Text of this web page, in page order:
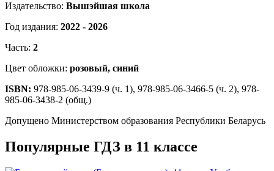
Издательство: Вышэйшая школа
Год издания: 2022 - 2026
Часть: 2
Цвет обложки: розовый, синий
ISBN: 978-985-06-3439-9 (ч. 1), 978-985-06-3466-5 (ч. 2), 978-
985-06-3438-2 (общ.)
Допущено Министерством образования Республики Беларусь
Популярные ГДЗ в 11 классе